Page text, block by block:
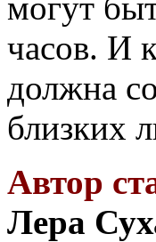
часов. И
должна
близких
Автор
Лера